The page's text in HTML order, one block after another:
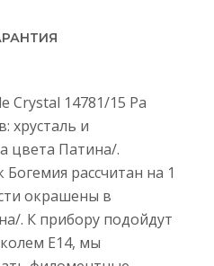
Crystal 14781/15 Pa
хрусталь и
цвета Патина/.
рассчитан на 1
окрашены в
. К прибору подойдут
E14, мы